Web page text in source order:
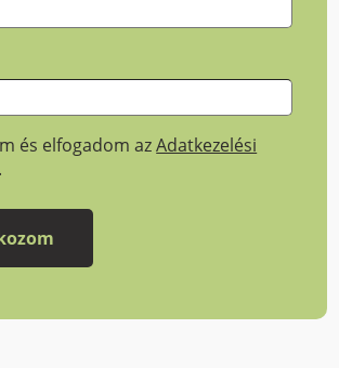
és elfogadom azAdatkezelési
.